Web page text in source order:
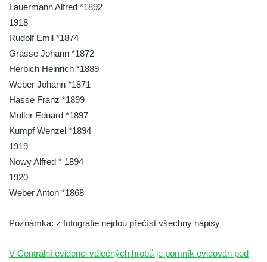
Pomník obětem válek v ulici 1. máje v Lužci
nad Vltavou
Hrob Vladislava Neumana v Hostíně u
Vojkovic
Hostíně u Vojkovic
Hrob Václava Kufnera na hřbitově v Lužci
Lauermann Alfred *1892
1918
Rudolf Emil *1874
Grasse Johann *1872
Herbich Heinrich *1889
Weber Johann *1871
Hasse Franz *1899
Müller Eduard *1897
Kumpf Wenzel *1894
1919
Nowy Alfred * 1894
1920
Weber Anton *1868
Poznámka: z fotografie nejdou přečíst všechny nápisy
V Centrální evidenci válečných hrobů je pomník evidován pod